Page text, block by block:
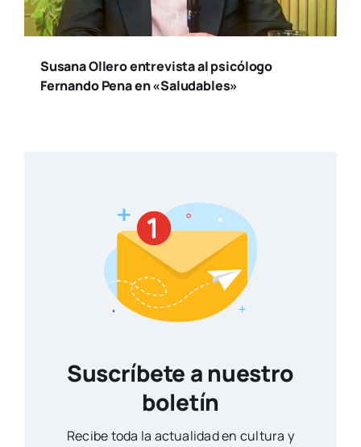
boletín
Reci­be toda la actua­li­dad en cul­tu­ra y
ocio, de la ciu­dad de Valen­cia
SUSCRÍBETE